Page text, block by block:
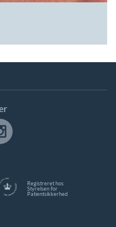
Registreret hos
Styrelsen for
Patientsikkerhed